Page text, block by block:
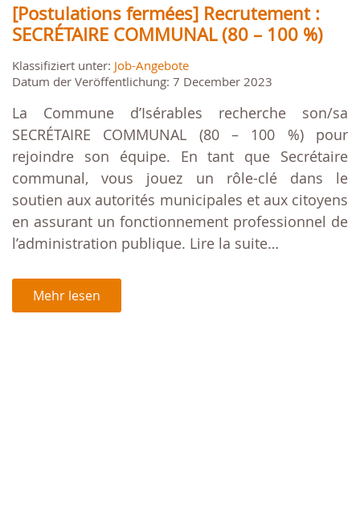
[Postulations fermées] Recrutement :
SECRÉTAIRE COMMUNAL (80 – 100 %)
Klassifiziert unter: Job-Angebote
Datum der Veröffentlichung: 7 December 2023
La Commune d’Isérables recherche son/sa
SECRÉTAIRE COMMUNAL (80 – 100 %) pour
rejoindre son équipe. En tant que Secrétaire
communal, vous jouez un rôle-clé dans le
soutien aux autorités municipales et aux citoyens
en assurant un fonctionnement professionnel de
l’administration publique. Lire la suite…
Mehr lesen